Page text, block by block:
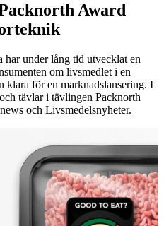
Award
har under lång tid utvecklat en
om livsmedlet i en
klara för en marknadslansering. I
tävlar i tävlingen Packnorth
och Livsmedelsnyheter.